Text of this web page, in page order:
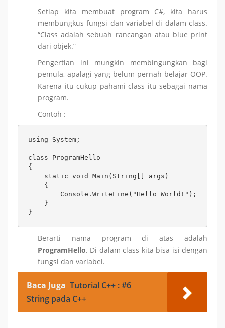
Setiap kita membuat program C#, kita harus
membungkus fungsi dan variabel di dalam class.
“Class adalah sebuah rancangan atau blue print
dari objek.”
Pengertian ini mungkin membingungkan bagi
pemula, apalagi yang belum pernah belajar OOP.
Karena itu cukup pahami class itu sebagai nama
program.
Contoh :
using System;
class ProgramHello
{
    static void Main(String[] args)
    {
        Console.WriteLine("Hello World!");
    }
}
Berarti nama program di atas adalah
ProgramHello. Di dalam class kita bisa isi dengan
fungsi dan variabel.
Baca Juga Tutorial C++ : #6
String pada C++